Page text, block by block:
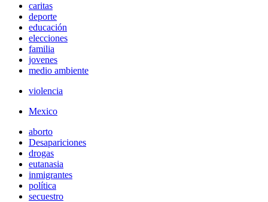
caritas
deporte
educación
elecciones
familia
jovenes
medio ambiente
violencia
Mexico
aborto
Desapariciones
drogas
eutanasia
inmigrantes
política
secuestro